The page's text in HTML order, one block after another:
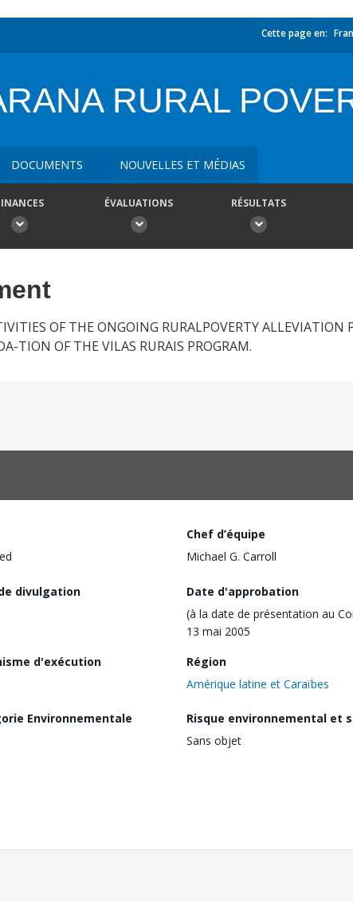
Cette page en:
RURAL
DOCUMENTS NOUVELLES ET MÉDIAS
ÉVALUATIONS RÉSULTATS
OF THE ONGOING RURALPOVERTY ALLEVIATION
TION OF THE VILAS RURAIS PROGRAM.
Chef d’équipe
Michael G. Carroll
divulgation
Date d'approbation
(à la date de présentation au
13 mai 2005
d'exécution
Région
Amérique latine et Caraïbes
Environnementale
Risque environnemental et
Sans objet